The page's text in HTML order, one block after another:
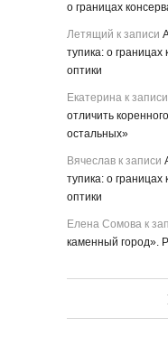
о границах
Летящий к записи
тупика: о границах
оптики
Екатерина к записи
отличить
остальных»
Вячеслав к записи
тупика: о границах
оптики
Елена Сомова к
каменный город».